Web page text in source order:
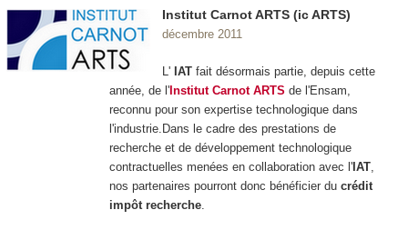
Institut Carnot ARTS (ic ARTS)
décembre 2011
L' IATfait désormais partie, depuis cette
année, de l'Institut Carnot ARTS de l'Ensam,
reconnu pour son expertise technologique dans
l'industrie.Dans le cadre des prestations de
recherche et de développement technologique
contractuelles menées en collaboration avec l'IAT,
nos partenaires pourront donc bénéficier du crédit
impôt recherche.